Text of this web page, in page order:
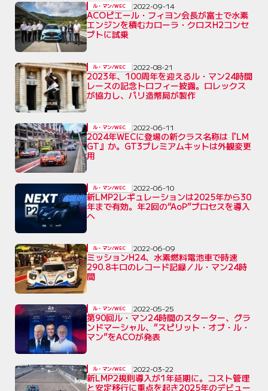
ACOピエール・フィヨン会長が富士で水素
エンジンを積むカローラ・クロスH2コンセ
プトに試乗
ル・マン/WEC 2022-09-14
2023年、100周年を迎えるル・マン24時間
レースの記念トロフィー披露。ロレックス
が協力し、パリ造幣局が製作
ル・マン/WEC 2022-08-21
2024年WECに登場の新クラス名称は『LM
GT』か。GT3プレミアムキットは外観変更
用
ル・マン/WEC 2022-06-11
新LMP2レギュレーションは2025年から30
年まで有効。年2回の“AoP”プロセスを導入
へ
ル・マン/WEC 2022-06-10
ミッションH24、水素燃料電池車で時速
290.8キロのレコード記録／ル・マン24時
間
ル・マン/WEC 2022-06-09
第90回ル・マン24時間のスターター、グラ
ンドマーシャル、“スピリット・オブ・ル・
マン”をACOが発表
ル・マン/WEC 2022-05-25
新LMP2規則導入が1年延期に。コスト管理
と安定移行に重点を起き2025年のデビュー
ル・マン/WEC 2022-03-22